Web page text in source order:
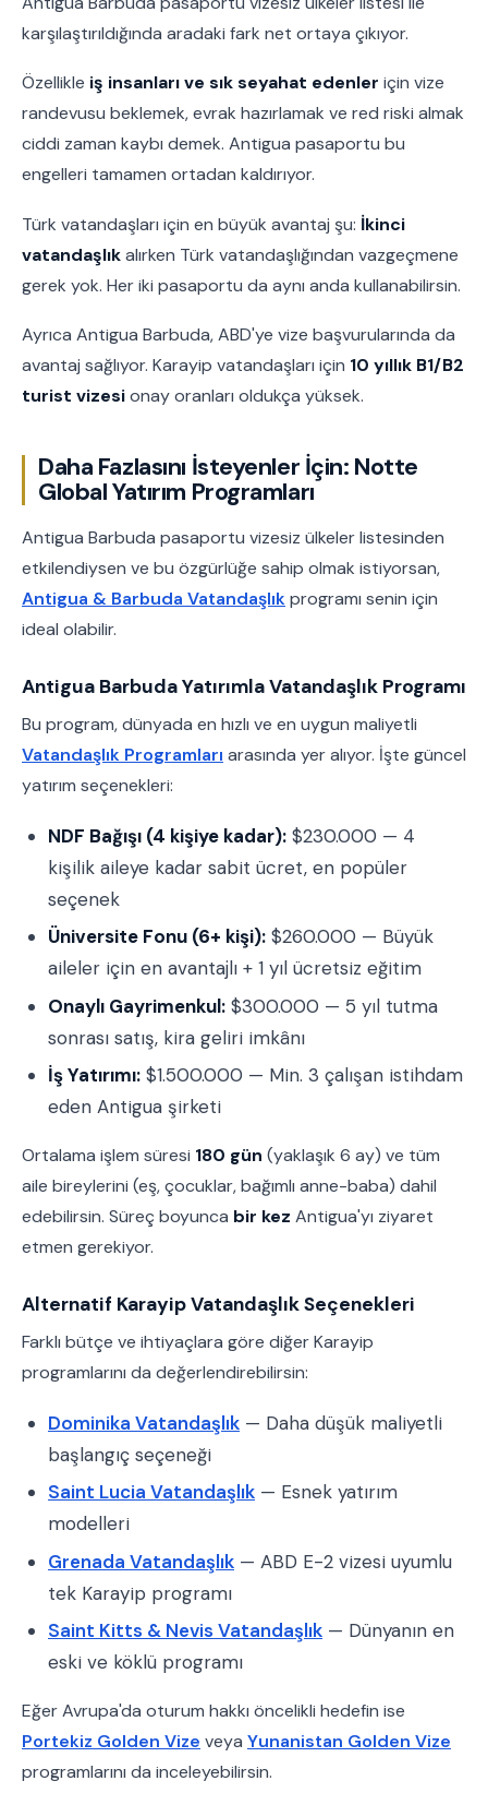
karşılaştırıldığında aradaki fark net ortaya çıkıyor.
Özellikle iş insanları ve sık seyahat edenler için vize
randevusu beklemek, evrak hazırlamak ve red riski almak
ciddi zaman kaybı demek. Antigua pasaportu bu
engelleri tamamen ortadan kaldırıyor.
Türk vatandaşları için en büyük avantaj şu: İkinci
vatandaşlıkalırken Türk vatandaşlığından vazgeçmene
gerek yok. Her iki pasaportu da aynı anda kullanabilirsin.
Ayrıca Antigua Barbuda, ABD'ye vize başvurularında da
avantaj sağlıyor. Karayip vatandaşları için 10 yıllık B1/B2
turist vizesionay oranları oldukça yüksek.
Daha Fazlasını İsteyenler İçin: Notte
Global Yatırım Programları
Antigua Barbuda pasaportu vizesiz ülkeler listesinden
etkilendiysen ve bu özgürlüğe sahip olmak istiyorsan,
Antigua & Barbuda Vatandaşlıkprogramı senin için
ideal olabilir.
Antigua Barbuda Yatırımla Vatandaşlık Programı
Bu program, dünyada en hızlı ve en uygun maliyetli
Vatandaşlık Programları arasında yer alıyor. İşte güncel
yatırım seçenekleri:
NDF Bağışı (4 kişiye kadar): $230.000 — 4
kişilik aileye kadar sabit ücret, en popüler
seçenek
Üniversite Fonu (6+ kişi): $260.000 — Büyük
aileler için en avantajlı + 1 yıl ücretsiz eğitim
Onaylı Gayrimenkul: $300.000 — 5 yıl tutma
sonrası satış, kira geliri imkânı
İş Yatırımı: $1.500.000 — Min. 3 çalışan istihdam
eden Antigua şirketi
Ortalama işlem süresi 180 gün (yaklaşık 6 ay) ve tüm
aile bireylerini (eş, çocuklar, bağımlı anne-baba) dahil
edebilirsin. Süreç boyunca bir kez Antigua'yı ziyaret
etmen gerekiyor.
Alternatif Karayip Vatandaşlık Seçenekleri
Farklı bütçe ve ihtiyaçlara göre diğer Karayip
programlarını da değerlendirebilirsin:
Dominika Vatandaşlık — Daha düşük maliyetli
başlangıç seçeneği
Saint Lucia Vatandaşlık — Esnek yatırım
modelleri
Grenada Vatandaşlık — ABD E-2 vizesi uyumlu
tek Karayip programı
Saint Kitts & Nevis Vatandaşlık — Dünyanın en
eski ve köklü programı
Eğer Avrupa'da oturum hakkı öncelikli hedefin ise
Portekiz Golden Vize veya Yunanistan Golden Vize
programlarını da inceleyebilirsin.